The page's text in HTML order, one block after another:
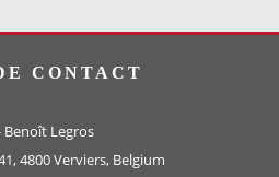
CONTACT
Benoît Legros
4800 Verviers, Belgium